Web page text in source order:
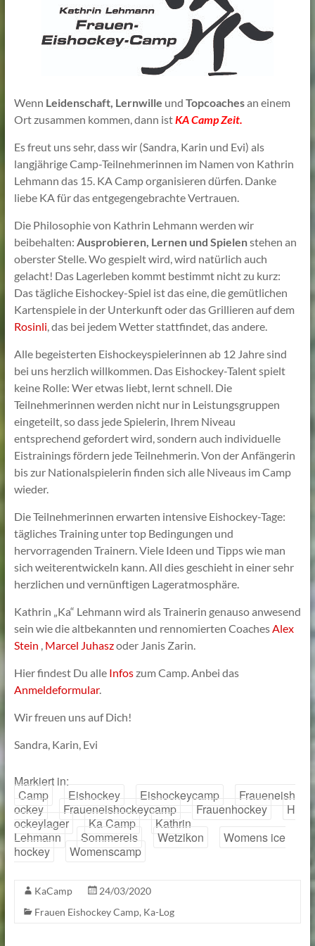
Wenn Leidenschaft, Lernwille und Topcoachesan einem
Ort zusammen kommen, dann ist KA Camp Zeit.
Es freut uns sehr, dass wir (Sandra, Karin und Evi) als
langjährige Camp-Teilnehmerinnen im Namen von Kathrin
Lehmann das 15. KA Camp organisieren dürfen. Danke
liebe KA für das entgegengebrachte Vertrauen.
Die Philosophie von Kathrin Lehmann werden wir
beibehalten: Ausprobieren, Lernen und Spielenstehen an
oberster Stelle. Wo gespielt wird, wird natürlich auch
gelacht! Das Lagerleben kommt bestimmt nicht zu kurz:
Das tägliche Eishockey-Spiel ist das eine, die gemütlichen
Kartenspiele in der Unterkunft oder das Grillieren auf dem
Rosinli , das bei jedem Wetter stattfindet, das andere.
Alle begeisterten Eishockeyspielerinnen ab 12 Jahre sind
bei uns herzlich willkommen. Das Eishockey-Talent spielt
keine Rolle: Wer etwas liebt, lernt schnell. Die
Teilnehmerinnen werden nicht nur in Leistungsgruppen
eingeteilt, so dass jede Spielerin, Ihrem Niveau
entsprechend gefordert wird, sondern auch individuelle
Eistrainings fördern jede Teilnehmerin. Von der Anfängerin
bis zur Nationalspielerin finden sich alle Niveaus im Camp
wieder.
Die Teilnehmerinnen erwarten intensive Eishockey-Tage:
tägliches Training unter top Bedingungen und
hervorragenden Trainern. Viele Ideen und Tipps wie man
sich weiterentwickeln kann. All dies geschieht in einer sehr
herzlichen und vernünftigen Lageratmosphäre.
Kathrin „Ka“ Lehmann wird als Trainerin genauso anwesend
sein wie die altbekannten und rennomierten Coaches Alex
Stein Marcel Juhaszoder Janis Zarin.
Hier findest Du alle Infoszum Camp. Anbei das
Anmeldeformular.
Wir freuen uns auf Dich!
Sandra, Karin, Evi
Markiert in:
Camp
Eishockey Eishockeycamp
Fraueneish
ockey
Fraueneishockeycamp Frauenhockey
H
ockeylager
Ka Camp
Kathrin
Lehmann
Sommereis Wetzikon
Womens ice
hockey
Womenscamp
KaCamp
24/03/2020
Frauen Eishockey Camp, Ka-Log